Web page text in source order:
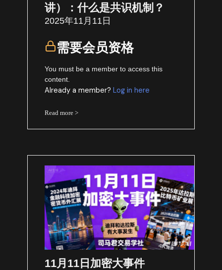
讲）：什么是共识机制？
2025年11月11日
需要会员资格
You must be a member to access this
content.
Already a member?Log in here
Read more >
11月11日加密大事件